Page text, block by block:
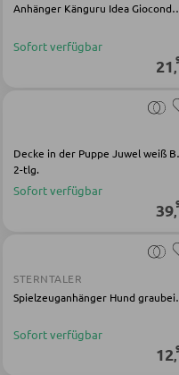
Waschbecken
Badaccessoires
Anhänger Känguru
Sofort verfügbar
21
Decke
2-tlg.
Sofort verfügbar
39,
STERNTALER
Sofort verfügbar
12,